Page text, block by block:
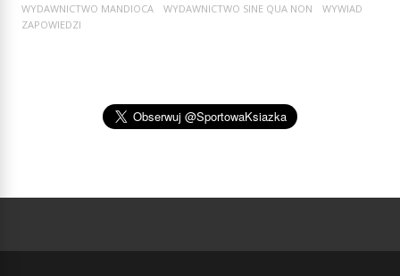
WYDAWNICTWO MANDIOCA
WYDAWNICTWO SINE QUA NON
WYWIAD
ZAPOWIEDZI